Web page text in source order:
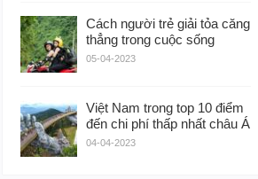
Cách người trẻ giải tỏa căng
thẳng trong cuộc sống
05-04-2023
Việt Nam trong top 10 điểm
đến chi phí thấp nhất châu Á
04-04-2023